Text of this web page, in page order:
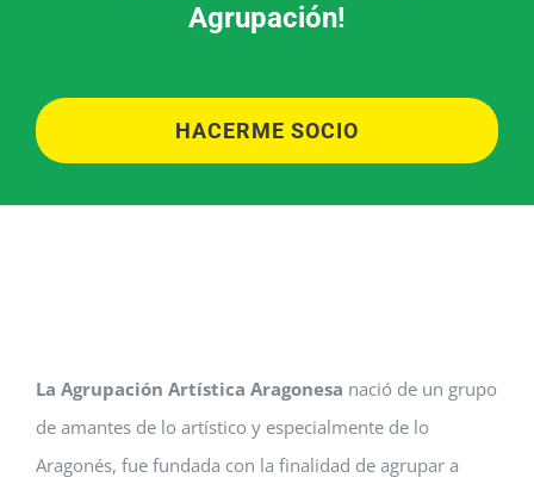
Agrupación!
HACERME SOCIO
La Agrupación Artística Aragonesa nació de un grupo
de amantes de lo artístico y especialmente de lo
Aragonés, fue fundada con la finalidad de agrupar a